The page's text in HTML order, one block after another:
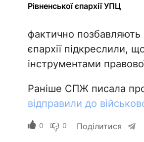
Рівненської єпархії УПЦ
фактично
єпархії підкреслили,
інструментами
Раніше СПЖ писала
відправили до
0 0 Поділитися